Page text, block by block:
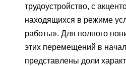
трудоустройство, с
находящихся в режиме
работы». Для полного
этих перемещений в
представлены доли